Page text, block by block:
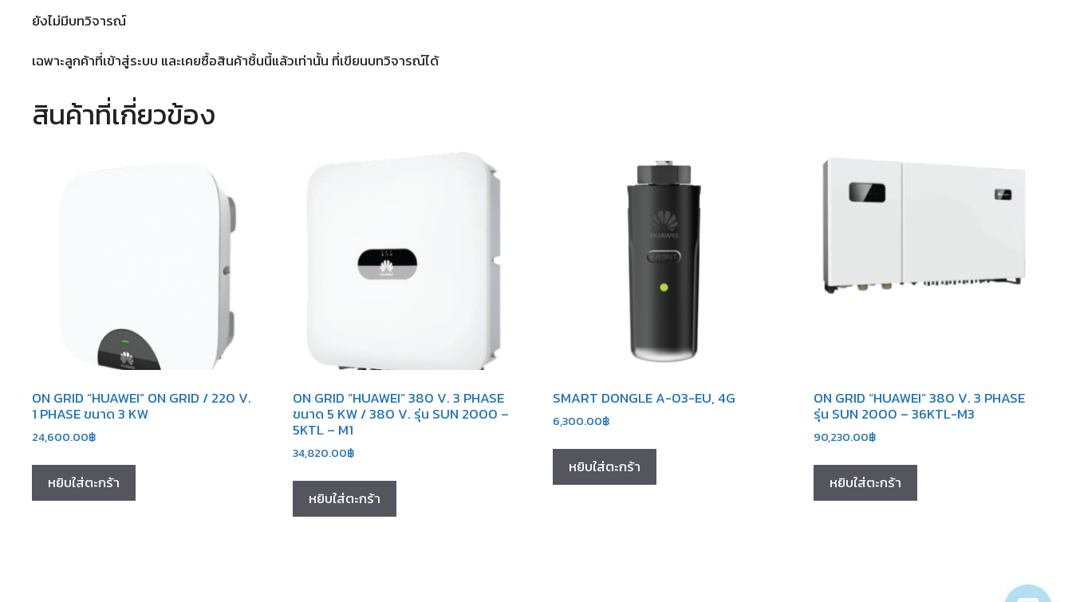
ยังไม่มีบทวิจารณ์
เฉพาะลูกค้าที่เข้าสู่ระบบ และเคยซื้อสินค้าชิ้นนี้แล้วเท่านั้น ที่เขียนบทวิจารณ์ได้
สินค้าที่เกี่ยวข้อง
ON GRID “HUAWEI” ON GRID / 220 V.
1 PHASE ขนาด 3 KW
24,600.00฿
หยิบใส่ตะกร้า
ON GRID “HUAWEI” 380 V. 3 PHASE
ขนาด 5 KW / 380 V. รุ่น SUN 2000 –
5KTL – M1
34,820.00฿
หยิบใส่ตะกร้า
SMART DONGLE A-03-EU, 4G
6,300.00฿
หยิบใส่ตะกร้า
ON GRID “HUAWEI” 380 V. 3 PHASE
รุ่น SUN 2000 – 36KTL-M3
90,230.00฿
หยิบใส่ตะกร้า